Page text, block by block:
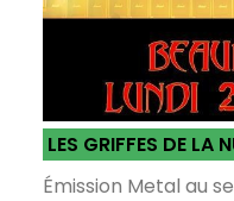
LES GRIFFES DE LA
Émission Metal au